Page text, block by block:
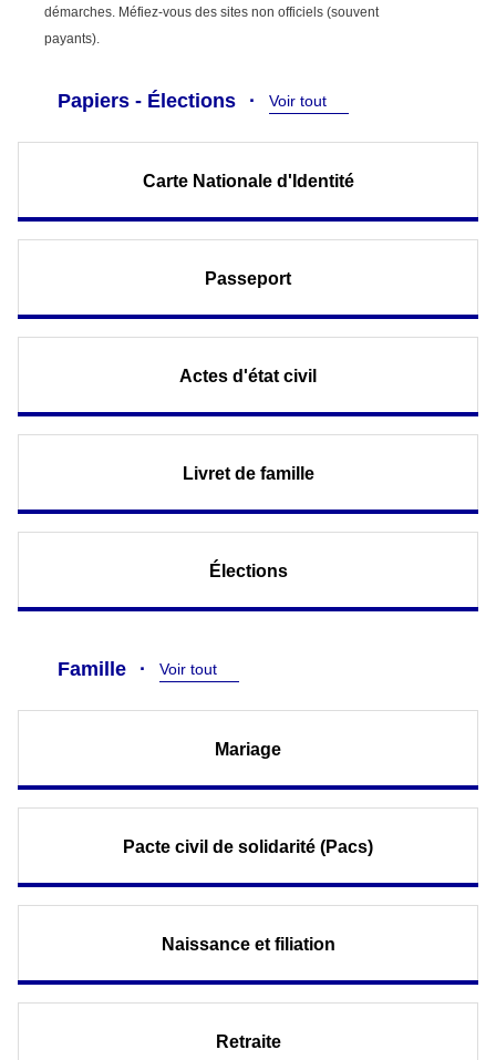
démarches. Méfiez-vous des sites non officiels (souvent
payants).
Papiers - Élections Voir tout
Carte Nationale d'Identité
Passeport
Actes d'état civil
Livret de famille
Élections
Famille Voir tout
Mariage
Pacte civil de solidarité (Pacs)
Naissance et filiation
Retraite